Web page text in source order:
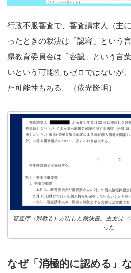
行政不服審査で、審査請求人（主
ったときの裁決は「認容」という
県教育委員会は「容認」という言
いという可能性もゼロではないが
た可能性もある。（依光隆明）
審査庁（県教委）が出した裁決書。主文は
った
なぜ「消極的に認める」